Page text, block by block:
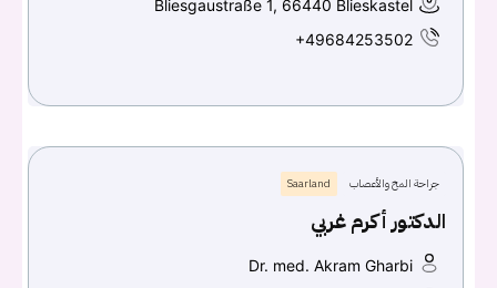
Bliesgaustraße 1, 66440 Blieskastel
+49684253502
جراحة المخ والأعصاب Saarland
الدكتور أكرم غربي
Dr. med. Akram Gharbi